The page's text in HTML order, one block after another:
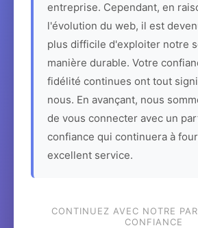
entreprise. Cependant, en
l'évolution du web, il est
plus difficile d'exploiter notre
manière durable. Votre
fidélité continues ont tout
nous. En avançant, nous
de vous connecter avec un
confiance qui continuera à
excellent service.
CONTINUEZ AVEC NOTRE
CONFIANCE